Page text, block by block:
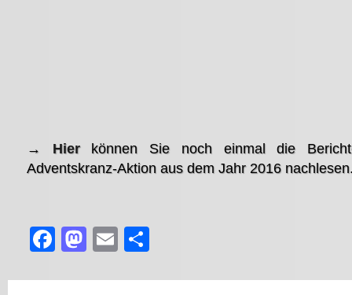
→ Hier
können Sie noch einmal die
Adventskranz-Aktion aus dem Jahr 2016
Facebook
Mastodon
Email